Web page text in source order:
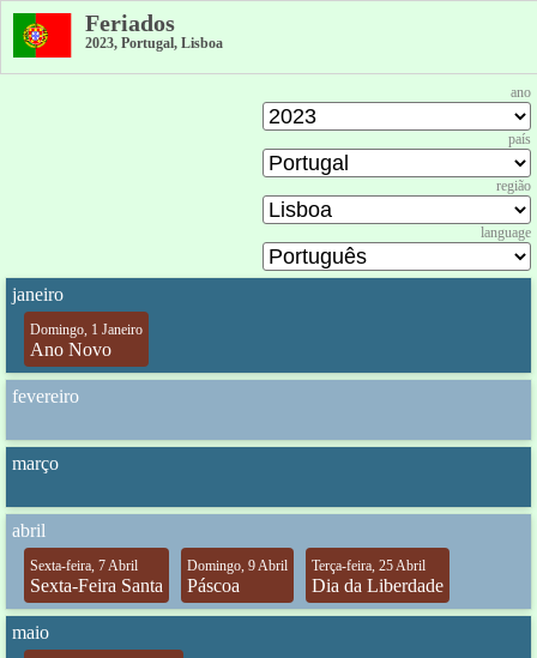
Feriados
2023, Portugal, Lisboa
ano
país
região
language
janeiro
Domingo, 1 Janeiro
Ano Novo
fevereiro
março
abril
Sexta-feira, 7 Abril
Sexta-Feira Santa
Domingo, 9 Abril
Páscoa
Terça-feira, 25 Abril
Dia da Liberdade
maio